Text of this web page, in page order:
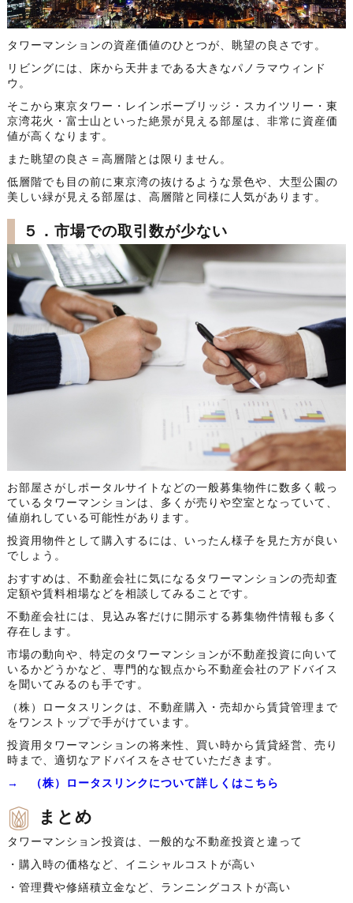
タワーマンションの資産価値のひとつが、眺望の良さです。
リビングには、床から天井まである大きなパノラマウィンド
ウ。
そこから東京タワー・レインボーブリッジ・スカイツリー・東
京湾花火・富士山といった絶景が見える部屋は、非常に資産価
値が高くなります。
また眺望の良さ＝高層階とは限りません。
低層階でも目の前に東京湾の抜けるような景色や、大型公園の
美しい緑が見える部屋は、高層階と同様に人気があります。
５．市場での取引数が少ない
お部屋さがしポータルサイトなどの一般募集物件に数多く載っ
ているタワーマンションは、多くが売りや空室となっていて、
値崩れしている可能性があります。
投資用物件として購入するには、いったん様子を見た方が良い
でしょう。
おすすめは、不動産会社に気になるタワーマンションの売却査
定額や賃料相場などを相談してみることです。
不動産会社には、見込み客だけに開示する募集物件情報も多く
存在します。
市場の動向や、特定のタワーマンションが不動産投資に向いて
いるかどうかなど、専門的な観点から不動産会社のアドバイス
を聞いてみるのも手です。
（株）ロータスリンクは、不動産購入・売却から賃貸管理まで
をワンストップで手がけています。
投資用タワーマンションの将来性、買い時から賃貸経営、売り
時まで、適切なアドバイスをさせていただきます。
→ （株）ロータスリンクについて詳しくはこちら
まとめ
タワーマンション投資は、一般的な不動産投資と違って
・購入時の価格など、イニシャルコストが高い
・管理費や修繕積立金など、ランニングコストが高い